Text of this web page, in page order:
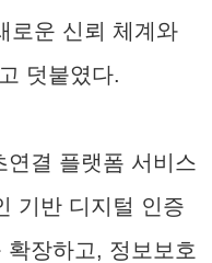
로운 신뢰 체계와
덧붙였다.
연결 플랫폼 서비스
기반 디지털 인증
장하고, 정보보호